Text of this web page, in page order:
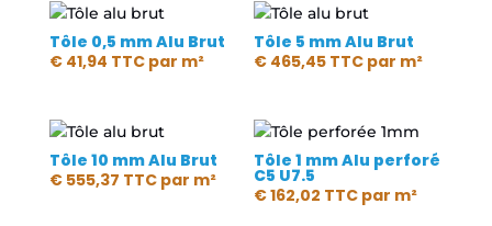
Tôle 0,5 mm Alu Brut
€41,94 TTCpar m²
Tôle 5 mm Alu Brut
€ 465,45 TTC par m²
Tôle 10 mm Alu Brut
€555,37 TTCpar m²
Tôle 1 mm Alu perforé
C5 U7.5
€162,02 TTC par m²